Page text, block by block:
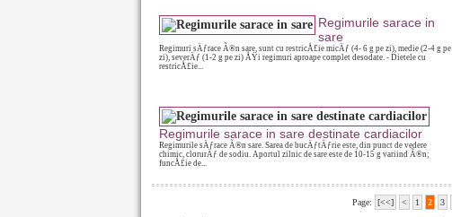
Regimurile sarace in
sare
Regimuri sÄƒrace Ã®n sare, sunt cu restricÅ£ie micÄƒ (4- 6 g pe zi), medie (2-4 g pe
zi), severÄƒ (1-2 g pe zi) ÅŸi regimuri aproape complet desodate. - Dietele cu
restricÅ£ie...
Regimurile sarace in sare destinate cardiacilor
Regimurile sÄƒrace Ã®n sare. Sarea de bucÄƒtÄƒrie este, din punct de vedere
chimic, clorurÄƒ de sodiu. Aportul zilnic de sare este de 10-15 g variind Ã®n;
funcÅ£ie de...
Page: [<<] < 1 2 3